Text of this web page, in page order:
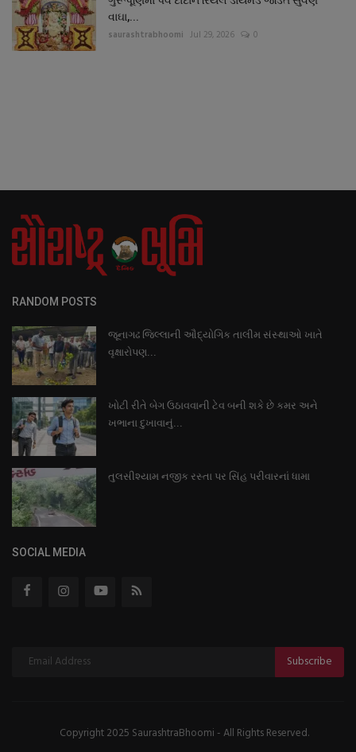
વાઘા,...
saurashtrabhoomi Jul 29, 2026 0
RANDOM POSTS
જૂનાગઢ જિલ્લાની ઔદ્યોગિક તાલીમ સંસ્થાઓ ખાતે
વૃક્ષારોપણ...
ખોટી રીતે બેગ ઉઠાવવાની ટેવ બની શકે છે કમર અને
ખભાના દુખાવાનું...
તુલસીશ્યામ નજીક રસ્તા પર સિંહ પરીવારનાં ધામા
SOCIAL MEDIA
Subscribe
Copyright 2025 SaurashtraBhoomi - All Rights Reserved.